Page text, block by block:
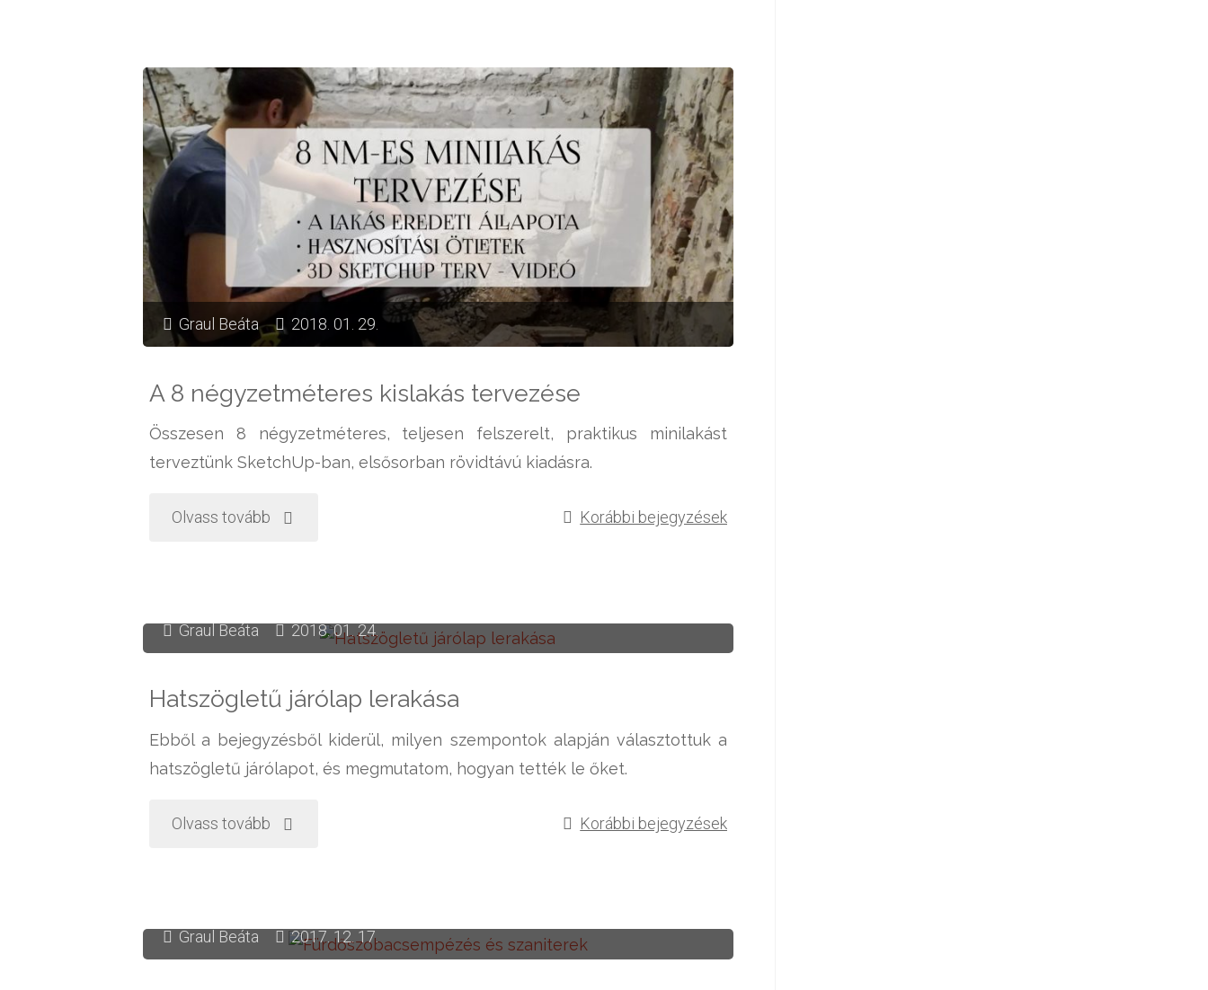
Graul Beáta 2018. 01. 29.
A 8 négyzetméteres kislakás tervezése
Összesen 8 négyzetméteres, teljesen felszerelt, praktikus minilakást
terveztünk SketchUp-ban, elsősorban rövidtávú kiadásra.
Olvass tovább "A
tervezése"
Korábbi bejegyzések
Graul Beáta 2018. 01. 24.
Hatszögletű járólap lerakása
Ebből a bejegyzésből kiderül, milyen szempontok alapján választottuk a
hatszögletű járólapot, és megmutatom, hogyan tették le őket.
Olvass tovább "Hatszögletű Korábbi bejegyzések
Graul Beáta 2017. 12. 17.